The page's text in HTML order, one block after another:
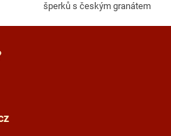
šperků s českým granátem